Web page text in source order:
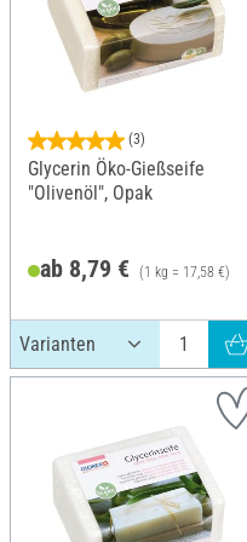
(3)
Glycerin Öko-Gießseife
"Olivenöl", Opak
ab 8,79 € (1 kg = 17,58 €)